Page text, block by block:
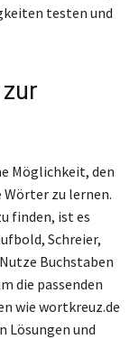
testen und
Möglichkeit, den
zu lernen.
finden, ist es
Schreier,
Buchstaben
die passenden
wie wortkreuz.de
Lösungen und